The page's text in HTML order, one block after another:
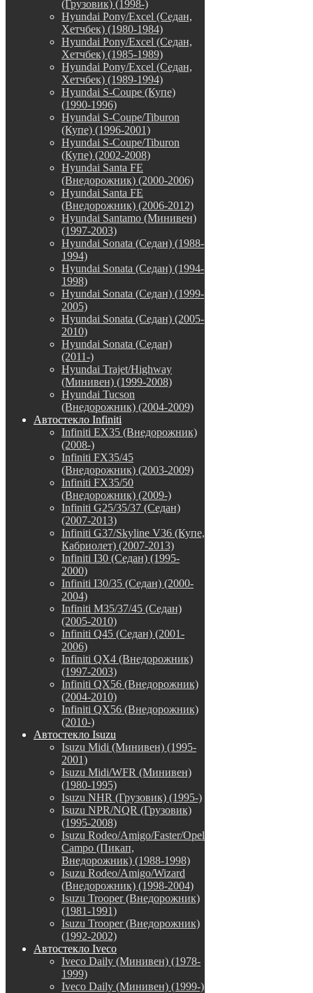
(Грузовик) (1998-)
Hyundai Pony/Excel (Седан,
Хетчбек) (1980-1984)
Hyundai Pony/Excel (Седан,
Хетчбек) (1985-1989)
Hyundai Pony/Excel (Седан,
Хетчбек) (1989-1994)
Hyundai S-Coupe (Купе)
(1990-1996)
Hyundai S-Coupe/Tiburon
(Купе) (1996-2001)
Hyundai S-Coupe/Tiburon
(Купе) (2002-2008)
Hyundai Santa FE
(Внедорожник) (2000-2006)
Hyundai Santa FE
(Внедорожник) (2006-2012)
Hyundai Santamo (Минивен)
(1997-2003)
Hyundai Sonata (Седан) (1988-
1994)
Hyundai Sonata (Седан) (1994-
1998)
Hyundai Sonata (Седан) (1999-
2005)
Hyundai Sonata (Седан) (2005-
2010)
Hyundai Sonata (Седан)
(2011-)
Hyundai Trajet/Highway
(Минивен) (1999-2008)
Hyundai Tucson
(Внедорожник) (2004-2009)
Автостекло Infiniti
Infiniti EX35 (Внедорожник)
(2008-)
Infiniti FX35/45
(Внедорожник) (2003-2009)
Infiniti FX35/50
(Внедорожник) (2009-)
Infiniti G25/35/37 (Седан)
(2007-2013)
Infiniti G37/Skyline V36 (Купе,
Кабриолет) (2007-2013)
Infiniti I30 (Седан) (1995-
2000)
Infiniti I30/35 (Седан) (2000-
2004)
Infiniti M35/37/45 (Седан)
(2005-2010)
Infiniti Q45 (Седан) (2001-
2006)
Infiniti QX4 (Внедорожник)
(1997-2003)
Infiniti QX56 (Внедорожник)
(2004-2010)
Infiniti QX56 (Внедорожник)
(2010-)
Автостекло Isuzu
Isuzu Midi (Минивен) (1995-
2001)
Isuzu Midi/WFR (Минивен)
(1980-1995)
Isuzu NHR (Грузовик) (1995-)
Isuzu NPR/NQR (Грузовик)
(1995-2008)
Isuzu Rodeo/Amigo/Faster/Opel
Campo (Пикап,
Внедорожник) (1988-1998)
Isuzu Rodeo/Amigo/Wizard
(Внедорожник) (1998-2004)
Isuzu Trooper (Внедорожник)
(1981-1991)
Isuzu Trooper (Внедорожник)
(1992-2002)
Автостекло Iveco
Iveco Daily (Минивен) (1978-
1999)
Iveco Daily (Минивен) (1999-)